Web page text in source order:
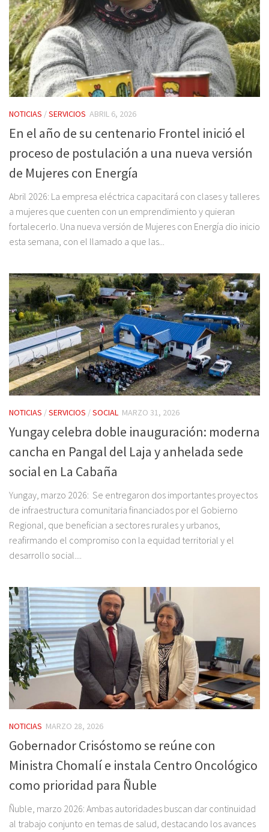
NOTICIAS /SERVICIOS ABRIL 6, 2026
En el año de su centenario Frontel inició el
proceso de postulación a una nueva versión
de Mujeres con Energía
Abril 2026: La empresa eléctrica capacitará con clases y talleres
a mujeres que cuenten con un emprendimiento y quieran
fortalecerlo. Una nueva versión de Mujeres con Energía dio inicio
esta semana, con el llamado a que las...
NOTICIAS /SERVICIOS /SOCIAL MARZO 31, 2026
Yungay celebra doble inauguración: moderna
cancha en Pangal del Laja y anhelada sede
social en La Cabaña
Yungay, marzo 2026: Se entregaron dos importantes proyectos
de infraestructura comunitaria financiados por el Gobierno
Regional, que benefician a sectores rurales y urbanos,
reafirmando el compromiso con la equidad territorial y el
desarrollo social....
NOTICIAS MARZO 28, 2026
Gobernador Crisóstomo se reúne con
Ministra Chomalí e instala Centro Oncológico
como prioridad para Ñuble
Ñuble, marzo 2026: Ambas autoridades buscan dar continuidad
al trabajo conjunto en temas de salud, destacando los avances